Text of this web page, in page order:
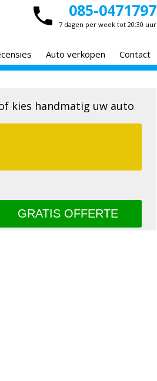
085-0471797
7 dagen per week tot 20:30 uur
Auto verkopen Contact
kies handmatig uw auto